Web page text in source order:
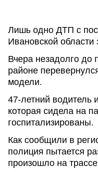
Лишь одно ДТП с
Ивановской области
Вчера незадолго до
районе
модели.
47-летний водитель
которая сидела на
госпитализированы.
Как сообщили в
полиция пытается
произошло на